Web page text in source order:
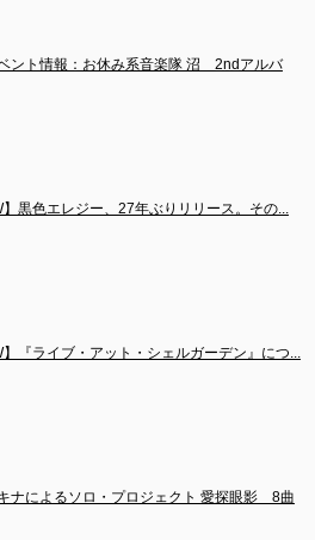
ント情報：お休み系音楽隊 沼　2ndアルバ
】黒色エレジー、27年ぶりリリース。その...
】『ライブ・アット・シェルガーデン』につ...
ナによるソロ・プロジェクト 愛探眼影　8曲